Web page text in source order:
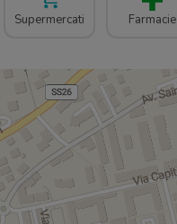
Supermercati Farmacie